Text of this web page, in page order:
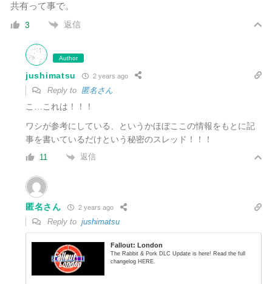
共有って事で。
3 返信
Author
jushimatsu 2 years ago
Reply to 匿名さん
こ…これは！！！
ワシが参考にしている、というかほぼここの情報をもとに記
事を書いているだけという秘密のスレッド！！！
11 返信
匿名さん 2 years ago
Reply to jushimatsu
Fallout: London
The Rabbit & Pork DLC Update is here! Read the full
changelog HERE.